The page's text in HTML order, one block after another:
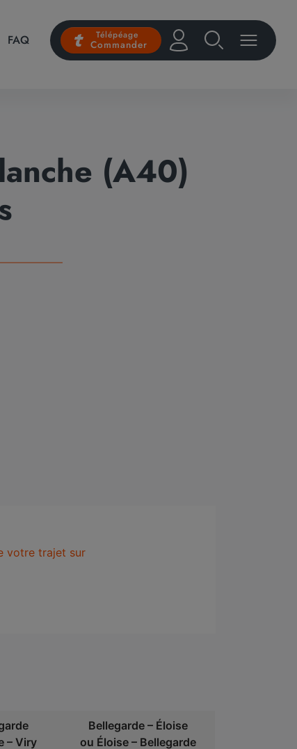
FAQ Télépéage
Commander
(A40)
votre trajet sur
– Viry
Bellegarde – Éloise
ou Éloise – Bellegarde